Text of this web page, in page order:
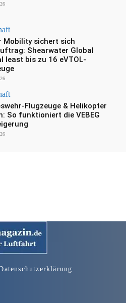
Mobility sichert sich
Shearwater Global
least bis zu 16 eVTOL-
Flugzeuge & Helikopter
So funktioniert die VEBEG